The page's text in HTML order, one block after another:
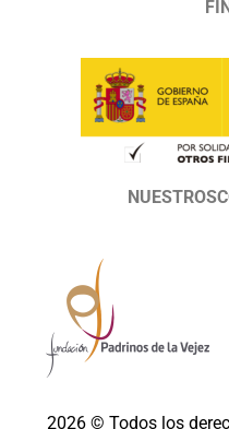
2026 © Todos los